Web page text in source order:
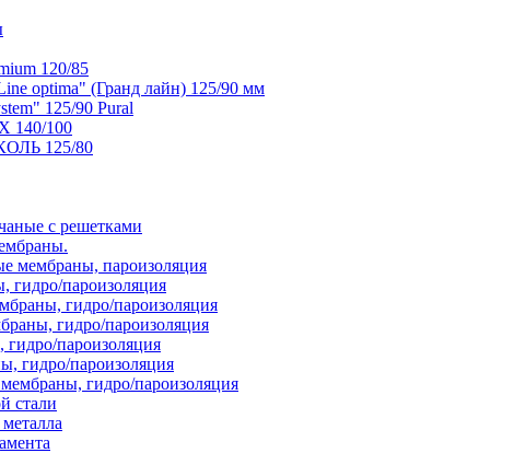
120/85
optima" (Гранд лайн) 125/90 мм
125/90 Pural
140/100
125/80
с решетками
мембраны, пароизоляция
пароизоляция
гидро/пароизоляция
гидро/пароизоляция
пароизоляция
гидро/пароизоляция
гидро/пароизоляция
стали